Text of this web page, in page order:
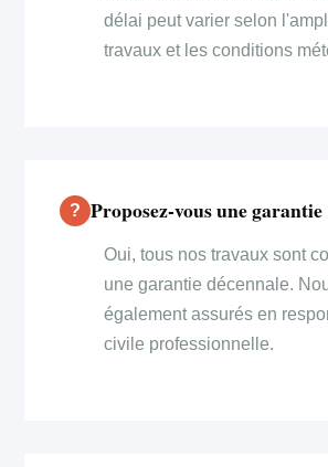
délai peut varier selon
travaux et les conditions
Proposez-vous une garantie
Oui, tous nos travaux sont
une garantie décennale.
également assurés en
civile professionnelle.